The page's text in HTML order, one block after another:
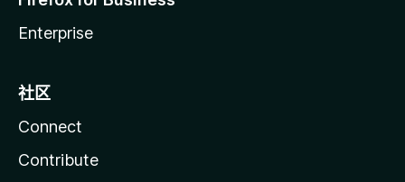
Enterprise
社区
Connect
Contribute